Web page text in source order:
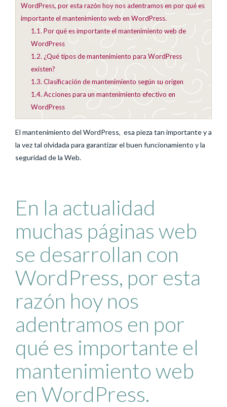
WordPress, por esta razón hoy nos adentramos en por qué es
importante el mantenimiento web en WordPress.
1.1.Por qué es importante el mantenimiento web de
WordPress
1.2. ¿Qué tipos de mantenimiento para WordPress
existen?
1.3. Clasificación de mantenimiento según su origen
1.4. Acciones para un mantenimiento efectivo en
WordPress
El mantenimiento del WordPress, esa pieza tan importante y a
la vez tal olvidada para garantizar el buen funcionamiento y la
seguridad de la Web.
En la actualidad
muchas páginas web
se desarrollan con
WordPress, por esta
razón hoy nos
adentramos en por
qué es importante el
mantenimiento web
en WordPress.